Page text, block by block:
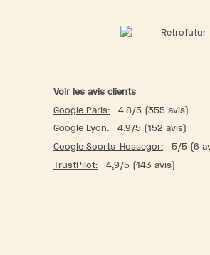
Voir les avis clients
Google Paris:
4.8/5 (355 avis)
Google Lyon:
4,9/5 (152 avis)
Google Soorts-Hossegor:
5/5 (6
TrustPilot:
4,9/5 (143 avis)